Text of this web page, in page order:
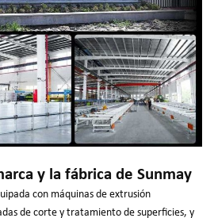
y la fábrica de Sunmay
con máquinas de extrusión
de corte y tratamiento de superficies, y